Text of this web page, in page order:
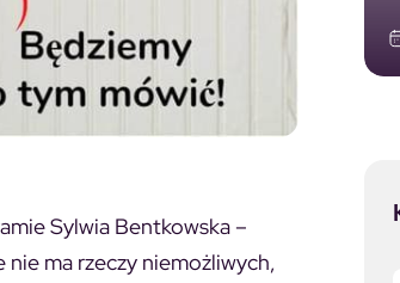
Sylwia Bentkowska –
ma rzeczy niemożliwych,